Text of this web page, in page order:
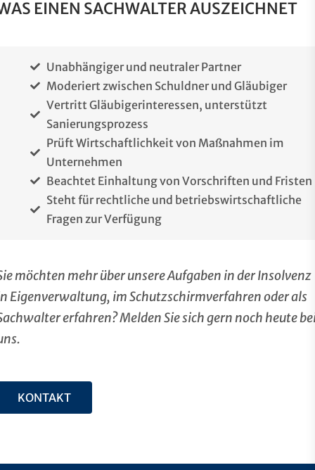
EINEN SACHWALTER AUSZEICHNET
Unabhängiger und neutraler Partner
Moderiert zwischen Schuldner und Gläubiger
Vertritt Gläubigerinteressen, unterstützt
Sanierungsprozess
Prüft Wirtschaftlichkeit von Maßnahmen im
Unternehmen
Beachtet Einhaltung von Vorschriften und Fristen
Steht für rechtliche und betriebswirtschaftliche
Fragen zur Verfügung
möchten mehr über unsere Aufgaben in der Insolvenz
Eigenverwaltung, im Schutzschirmverfahren oder als
erfahren? Melden Sie sich gern noch heute
KONTAKT